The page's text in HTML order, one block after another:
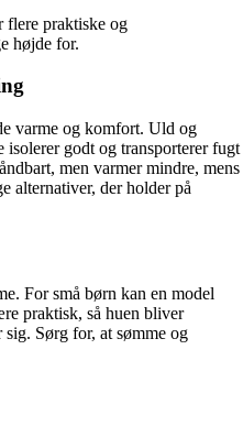
flere praktiske og
højde for.
varme og komfort. Uld og
godt og transporterer fugt
men varmer mindre, mens
alternativer, der holder på
For små børn kan en model
praktisk, så huen bliver
Sørg for, at sømme og